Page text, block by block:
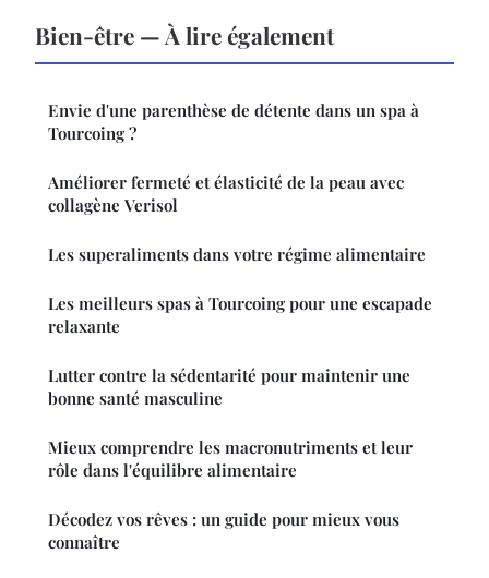
Bien-être — À lire également
Envie d'une parenthèse de détente dans un spa à
Tourcoing ?
Améliorer fermeté et élasticité de la peau avec
collagène Verisol
Les superaliments dans votre régime alimentaire
Les meilleurs spas à Tourcoing pour une escapade
relaxante
Lutter contre la sédentarité pour maintenir une
bonne santé masculine
Mieux comprendre les macronutriments et leur
rôle dans l'équilibre alimentaire
Décodez vos rêves : un guide pour mieux vous
connaître